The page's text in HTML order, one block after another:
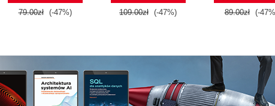
79.00zł (-47%) 109.00zł (-47%) 89.00zł (-